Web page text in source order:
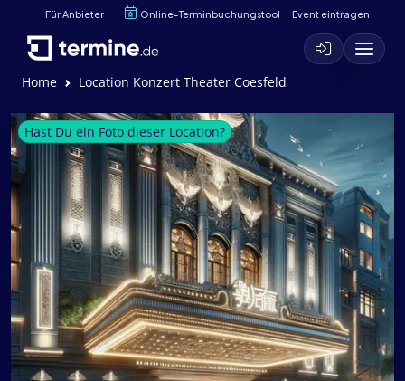
Für Anbieter Online-Terminbuchungstool Event eintragen
Home Location Konzert Theater Coesfeld
Hast Du ein Foto dieser Location?